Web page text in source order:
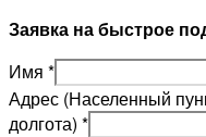
Заявка на быстрое
Имя *
Адрес (Населенный
долгота) *